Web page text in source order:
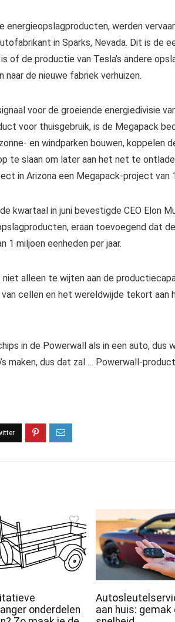
energieopslagproducten, werden
in Sparks, Nevada. Dit is de
of de productie van Tesla’s andere
de nieuwe fabriek verhuizen.
voor de groeiende energiedivisie
voor thuisgebruik, is de Megapack
en windparken bouwen, koppelen
te slaan om later aan het net te
in Arizona een Megapack-project van
kwartaal in juni bevestigde CEO Elon
eraan toevoegend dat
1 miljoen eenheden per jaar.
niet alleen te wijten aan de
cellen en het wereldwijde tekort
in de Powerwall als in een auto, dus
maken, dus dat zal … Powerwall-
onderdelen
aan huis: gemak